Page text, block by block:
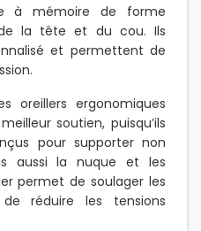
à mémoire de forme
la tête et du cou. Ils
et permettent de
oreillers ergonomiques
soutien, puisqu’ils
pour supporter non
aussi la nuque et les
permet de soulager les
réduire les tensions